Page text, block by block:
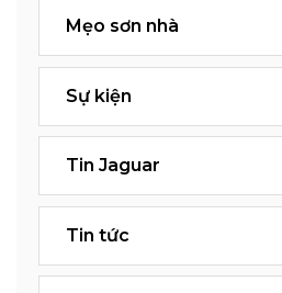
Mẹo sơn nhà
Sự kiện
Tin Jaguar
Tin tức